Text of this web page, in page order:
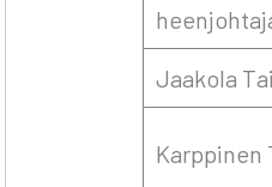
Jaa­ko­la
Karp­pi­nen